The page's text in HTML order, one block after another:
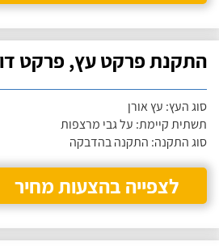
התקנת פרקט עץ, פרקט
סוג העץ: עץ אורן
תשתית קיימת: על גבי מרצפות
סוג התקנה: התקנה בהדבקה
לצפייה בהצעות מחיר